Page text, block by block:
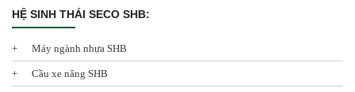
HỆ SINH THÁI SECO SHB:
Máy ngành nhựa SHB
Cầu xe nâng SHB